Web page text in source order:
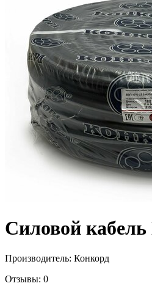
Силовой
Производитель: Конкорд
Отзывы: 0